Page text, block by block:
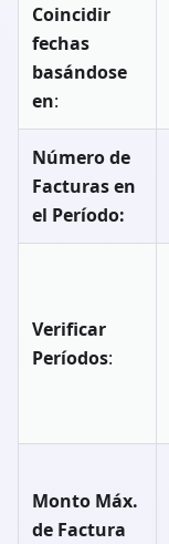
Coincidir
fechas
basándose
en:
Número de
Facturas en
el Período:
Verificar
Períodos:
Monto Máx.
de Factura